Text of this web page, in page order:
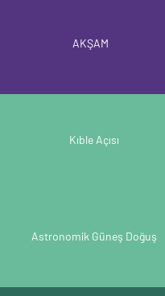
AKŞAM
Kıble Açısı
Astronomik Güneş Doğuş